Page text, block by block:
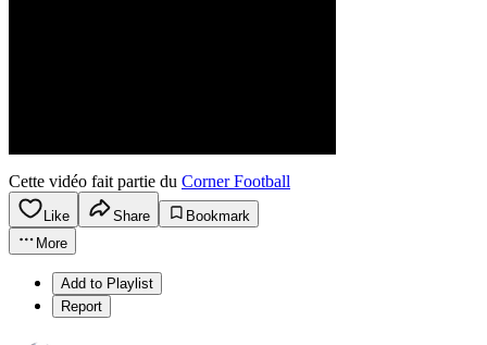
Cette vidéo fait partie du Corner Football
Like Share
Bookmark
More
Add to Playlist
Report